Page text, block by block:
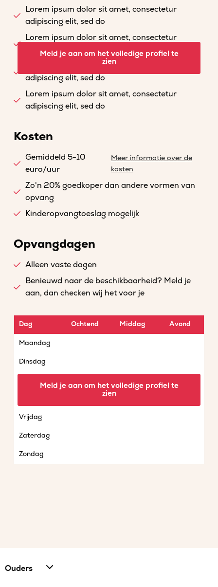
Lorem ipsum dolor sit amet, consectetur
adipiscing elit, sed do
Lorem ipsum dolor sit amet, consectetur
adipiscing elit, sed do
Lorem ipsum dolor sit amet, consectetur
adipiscing elit, sed do
Lorem ipsum dolor sit amet, consectetur
adipiscing elit, sed do
Meld je aan om het volledige profiel te
zien
Kosten
Gemiddeld 5-10
euro/uur
Meer informatie over de
kosten
Zo'n 20% goedkoper dan andere vormen van
opvang
Kinderopvangtoeslag mogelijk
Opvangdagen
Alleen vaste dagen
Benieuwd naar de beschikbaarheid? Meld je
aan, dan checken wij het voor je
Dag Ochtend Middag Avond
Maandag
Dinsdag
Vrijdag
Zaterdag
Zondag
Meld je aan om het volledige profiel te
zien
Ouders